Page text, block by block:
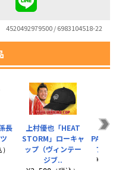
4520492979500 / 6983104518-22
長
上村優也「HEAT
STORM」ローキャ
ップ（ヴィンテー
ジブ..
「
ファ